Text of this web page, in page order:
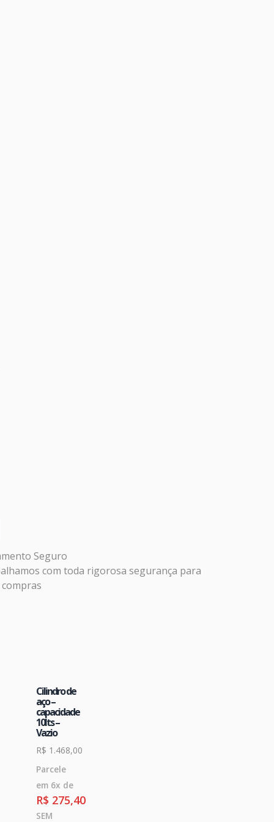
Seguro
com toda rigorosa segurança para
Cilindro de
aço –
capacidade
10lts –
Vazio
R$ 1.468,00
Parcele
em 6x de
R$ 275,40
SEM